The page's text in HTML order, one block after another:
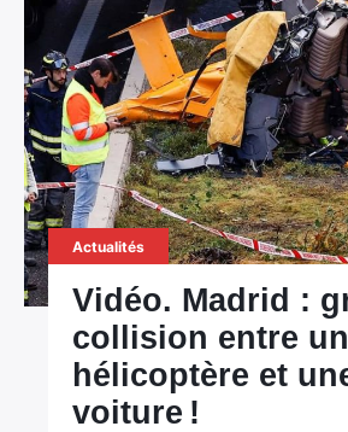
Actualités
Vidéo. Madrid :
collision entre un
hélicoptère et
voiture !